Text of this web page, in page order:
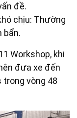
đề.
chịu: Thường
bẩn.
Workshop, khi
đưa xe đến
vòng 48